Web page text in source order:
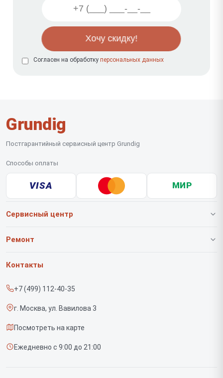
Согласен на обработку персональных данных
Grundig
Постгарантийный сервисный центр Grundig
Способы оплаты
VISA МИР
Сервисный центр
О нашем сервисе
Срочный ремонт
Доставка и способы оплаты
Диагностика
Контакты
Ремонт
Роботов-пылесосов
Контакты
+7 (499) 112-40-35
г. Москва, ул. Вавилова 3
Посмотреть на карте
Ежедневно с 9:00 до 21:00